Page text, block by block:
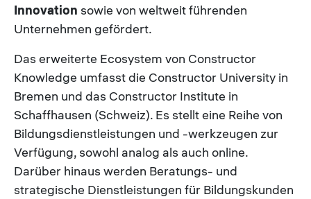
Innovation sowie von weltweit führenden
Unternehmen gefördert.
Das erweiterte Ecosystem von Constructor
Knowledge umfasst die Constructor University in
Bremen und das Constructor Institute in
Schaffhausen (Schweiz). Es stellt eine Reihe von
Bildungsdienstleistungen und -werkzeugen zur
Verfügung, sowohl analog als auch online.
Darüber hinaus werden Beratungs- und
strategische Dienstleistungen für Bildungskunden